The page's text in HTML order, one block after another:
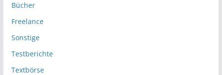
Bücher
Freelance
Sonstige
Testberichte
Textbörse